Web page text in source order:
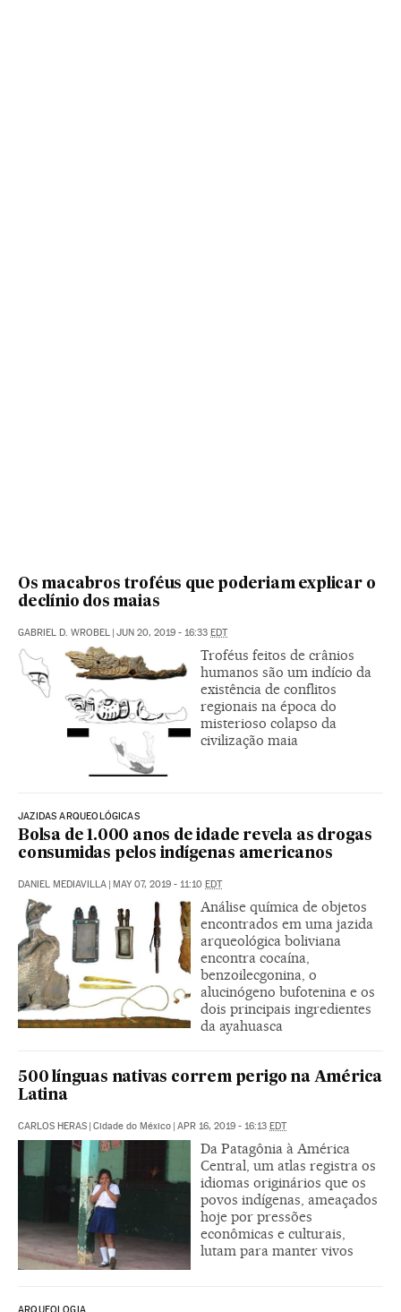
Os macabros troféus que poderiam explicar o
declínio dos maias
GABRIEL D. WROBEL | JUN 20, 2019 - 16:33 EDT
Troféus feitos de crânios
humanos são um indício da
existência de conflitos
regionais na época do
misterioso colapso da
civilização maia
JAZIDAS ARQUEOLÓGICAS
Bolsa de 1.000 anos de idade revela as drogas
consumidas pelos indígenas americanos
DANIEL MEDIAVILLA | MAY 07, 2019 - 11:10 EDT
Análise química de objetos
encontrados em uma jazida
arqueológica boliviana
encontra cocaína,
benzoilecgonina, o
alucinógeno bufotenina e os
dois principais ingredientes
da ayahuasca
500 línguas nativas correm perigo na América
Latina
CARLOS HERAS | Cidade do México | APR 16, 2019 - 16:13 EDT
Da Patagônia à América
Central, um atlas registra os
idiomas originários que os
povos indígenas, ameaçados
hoje por pressões
econômicas e culturais,
lutam para manter vivos